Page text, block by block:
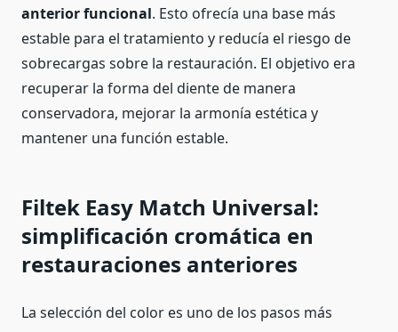
anterior funcional. Esto ofrecía una base más
estable para el tratamiento y reducía el riesgo de
sobrecargas sobre la restauración. El objetivo era
recuperar la forma del diente de manera
conservadora, mejorar la armonía estética y
mantener una función estable.
Filtek Easy Match Universal:
simplificación cromática en
restauraciones anteriores
La selección del color es uno de los pasos más